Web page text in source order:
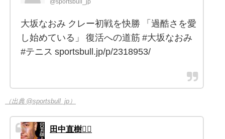
@sportsbull_jp
大坂なおみ クレー初戦を快勝 「過酷さを愛
し始めている」 復活への道筋 #大坂なおみ
#テニス sportsbull.jp/p/2318953/
（出典 @sportsbull_jp）
田中直樹🏳️‍🌈